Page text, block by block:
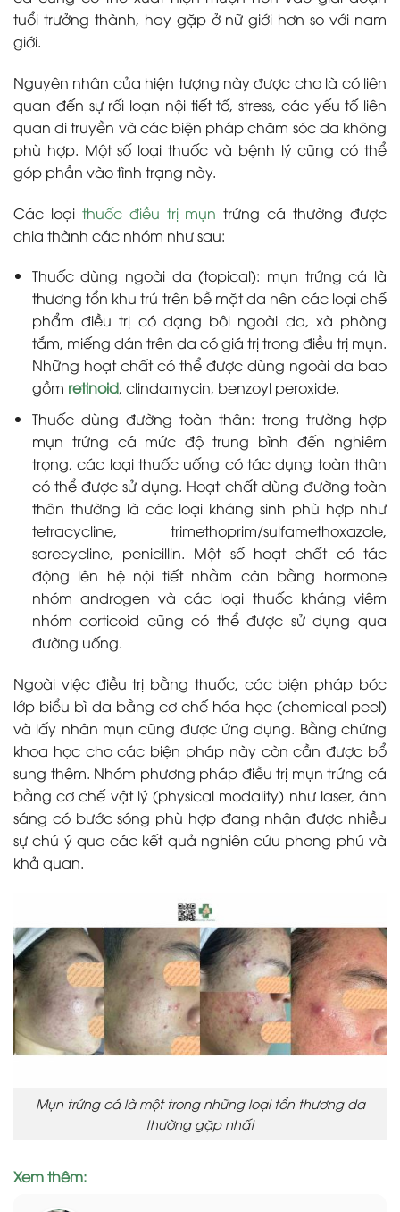
tuổi trưởng thành, hay gặp ở nữ giới hơn so với nam
giới.
Nguyên nhân của hiện tượng này được cho là có liên
quan đến sự rối loạn nội tiết tố, stress, các yếu tố liên
quan di truyền và các biện pháp chăm sóc da không
phù hợp. Một số loại thuốc và bệnh lý cũng có thể
góp phần vào tình trạng này.
Các loại thuốc điều trị mụn trứng cá thường được
chia thành các nhóm như sau:
Thuốc dùng ngoài da (topical): mụn trứng cá là
thương tổn khu trú trên bề mặt da nên các loại chế
phẩm điều trị có dạng bôi ngoài da, xà phòng
tắm, miếng dán trên da có giá trị trong điều trị mụn.
Những hoạt chất có thể được dùng ngoài da bao
gồm retinoid, clindamycin, benzoyl peroxide.
Thuốc dùng đường toàn thân: trong trường hợp
mụn trứng cá mức độ trung bình đến nghiêm
trọng, các loại thuốc uống có tác dụng toàn thân
có thể được sử dụng. Hoạt chất dùng đường toàn
thân thường là các loại kháng sinh phù hợp như
tetracycline, trimethoprim/sulfamethoxazole,
sarecycline, penicillin. Một số hoạt chất có tác
động lên hệ nội tiết nhằm cân bằng hormone
nhóm androgen và các loại thuốc kháng viêm
nhóm corticoid cũng có thể được sử dụng qua
đường uống.
Ngoài việc điều trị bằng thuốc, các biện pháp bóc
lớp biểu bì da bằng cơ chế hóa học (chemical peel)
và lấy nhân mụn cũng được ứng dụng. Bằng chứng
khoa học cho các biện pháp này còn cần được bổ
sung thêm. Nhóm phương pháp điều trị mụn trứng cá
bằng cơ chế vật lý (physical modality) như laser, ánh
sáng có bước sóng phù hợp đang nhận được nhiều
sự chú ý qua các kết quả nghiên cứu phong phú và
khả quan.
Mụn trứng cá là một trong những loại tổn thương da
thường gặp nhất
Xem thêm: